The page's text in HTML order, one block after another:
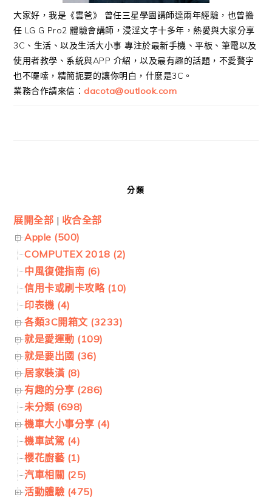
大家好，我是《雲爸》 曾任三星學園講師達兩年經驗，也曾擔
任 LG G Pro2 體驗會講師，浸淫文字十多年，熱愛與大家分享
3C、生活、以及生活大小事 專注於最新手機、平板、筆電以及
使用者教學、系統與APP 介紹，以及最有趣的話題，不愛贅字
也不囉嗦，精簡扼要的讓你明白，什麼是3C。
業務合作請來信： dacota@outlook.com
分類
展開全部 | 收合全部
Apple (500)
COMPUTEX 2018 (2)
中風復健指南 (6)
信用卡或刷卡攻略 (10)
印表機 (4)
各類3C開箱文 (3233)
就是愛運動 (109)
就是要出國 (36)
居家裝潢 (8)
有趣的分享 (286)
未分類 (698)
機車大小事分享 (4)
機車試駕 (4)
櫻花廚藝 (1)
汽車相關 (25)
活動體驗 (475)